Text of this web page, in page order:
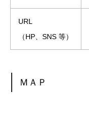
URL
（HP、SNS 等）
ＭＡＰ